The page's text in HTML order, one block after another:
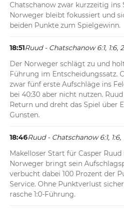
Chatschanow zwar kurzzeitig ins
Norweger bleibt fokussiert und
beiden Punkte zum Spielgewinn.
18:51Ruud - Chatschanow 6:1, 1:6,
Der Norweger schlägt zu und
Führung im Entscheidungssatz.
zwar fünf erste Aufschläge ins
bei 40:30 aber nicht nutzen.
Return und dreht das Spiel über
Gunsten.
18:46Ruud - Chatschanow 6:1, 1:6,
Makelloser Start für Casper
Norweger bringt sein
verbucht dabei 100 Prozent der
Service. Ohne Punktverlust
rasche 1:0-Führung.